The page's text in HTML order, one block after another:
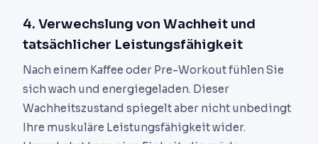
4. Verwechslung von Wachheit und
tatsächlicher Leistungsfähigkeit
Nach einem Kaffee oder Pre-Workout fühlen Sie
sich wach und energiegeladen. Dieser
Wachheitszustand spiegelt aber nicht unbedingt
Ihre muskuläre Leistungsfähigkeit wider.